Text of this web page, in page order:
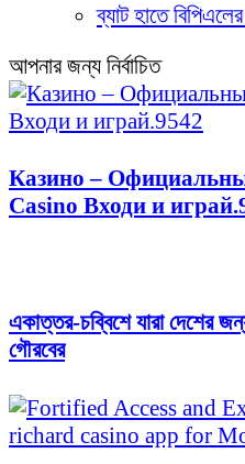
ব্যাট হাতে
আপনার জন্য নির্বাচিত
Казино –
Casino Входи и
একাত্তর-চব্বিশে যারা দেশের
গৌরবের